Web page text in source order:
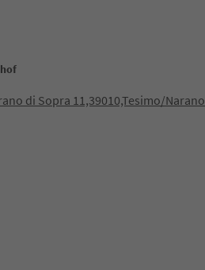
di Sopra 11,39010,Tesimo/Narano